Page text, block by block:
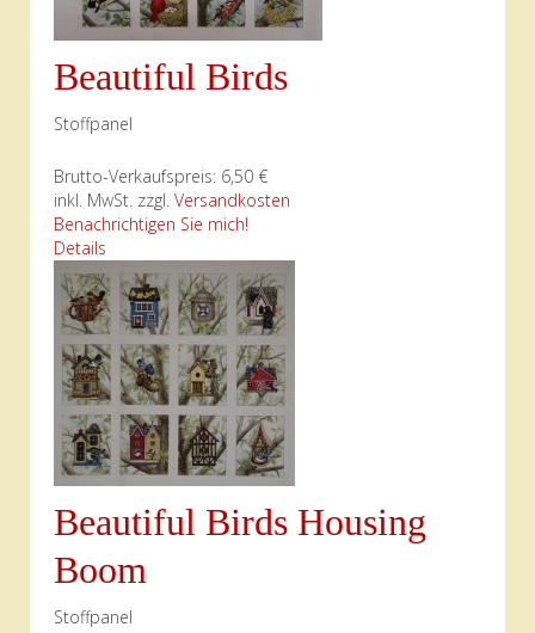
Beautiful Birds
Stoffpanel
Brutto-Verkaufspreis: 6,50 €
inkl. MwSt. zzgl. Versandkosten
Benachrichtigen Sie mich!
Details
Beautiful Birds Housing
Boom
Stoffpanel